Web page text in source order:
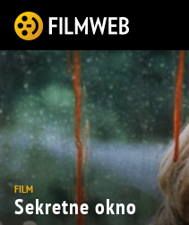
FILM
Sekretne okno